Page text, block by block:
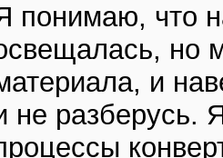
понимаю, что
но
и
не разберусь.